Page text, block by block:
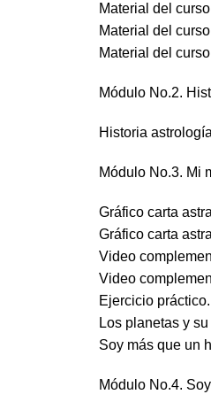
Material del
Material del
Material del
Módulo No.2.
Historia
Módulo No.3. Mi
Gráfico carta
Gráfico carta
Video
Video
Ejercicio práctico.
Los planetas y
Soy más que un
Módulo No.4.